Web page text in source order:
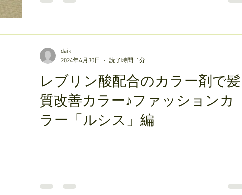
レブリン酸配合のカラー剤で髪
質改善カラー♪ファッションカ
ラー「ルシス」編
daiki
2024年4月30日
読了時間: 1分